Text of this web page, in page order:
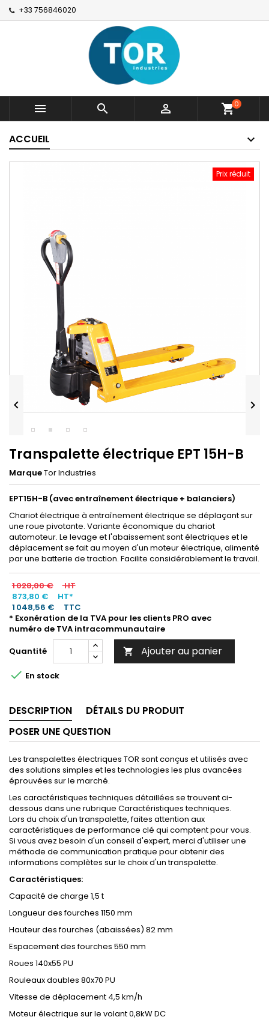
+33 756846020
   shopping_cart0
ACCUEIL
Prix réduit
 
Transpalette électrique EPT 15H-B
MarqueTor Industries
EPT15H-B (avec entraînement électrique + balanciers)
Chariot électrique à entraînement électrique se déplaçant sur
une roue pivotante. Variante économique du chariot
automoteur. Le levage et l'abaissement sont électriques et le
déplacement se fait au moyen d'un moteur électrique, alimenté
par une batterie de traction. Facilite considérablement le travail.
1 028,00 €
HT
873,80 €
HT*
1 048,56 €
TTC
* Exonération de la TVA pour les clients PRO avec
numéro de TVA intracommunautaire
Quantité
 Ajouter au panier
 En stock
DESCRIPTION
DÉTAILS DU PRODUIT
POSER UNE QUESTION
Les transpalettes électriques TOR sont conçus et utilisés avec
des solutions simples et les technologies les plus avancées
éprouvées sur le marché.
Les caractéristiques techniques détaillées se trouvent ci-
dessous dans une rubrique Caractéristiques techniques.
Lors du choix d'un transpalette, faites attention aux
caractéristiques de performance clé qui comptent pour vous.
Si vous avez besoin d'un conseil d'expert, merci d'utiliser une
méthode de communication pratique pour obtenir des
informations complètes sur le choix d'un transpalette.
Caractéristiques:
Capacité de charge 1,5 t
Longueur des fourches 1150 mm
Hauteur des fourches (abaissées) 82 mm
Espacement des fourches 550 mm
Roues 140x55 PU
Rouleaux doubles 80x70 PU
Vitesse de déplacement 4,5 km/h
Moteur électrique sur le volant 0,8kW DC